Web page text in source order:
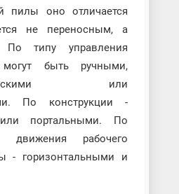
пилы оно отличается
не переносным, а
По типу управления
быть ручными,
или
По конструкции -
портальными. По
движения рабочего
- горизонтальными и